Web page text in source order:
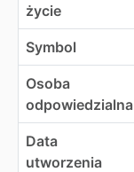
życie
Symbol
Osoba
odpowiedzialna
Data
utworzenia